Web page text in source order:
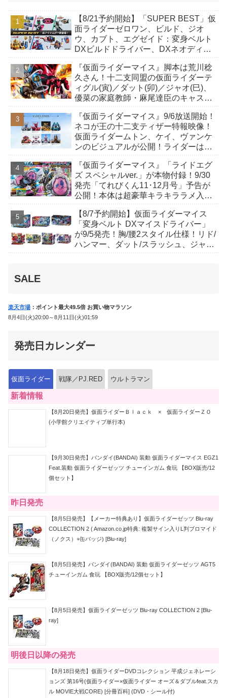
【8/21予約開始】「SUPER BEST」仮
面ライダーゼロワン、ビルド、ジオ
ウ、カブト、エグゼイド：変身ベルト
DXビルドドライバー、DXネオディケ
か12点！
『仮面ライダーマイス』脚本は荒川稔
久さん！十二支同盟の仮面ライダーテ
ィグル(寅)／ダット(卯)／ジャオ(巳)、
優菜の家庭教師・麻尾達臣のキャスト
んも変身！
『仮面ライダーマイス』9/6放送開始！
ネコが王の十二支ティザー特報映像！
仮面ライダームトン、ケイ、ヴァンケ
ンのビジュアルが公開！ライダーは子
『仮面ライダーマイス』「ライドエグ
ズ スペシャルver.」が本物付録！9/30
発売「てれびくん11･12月号」予告が
公開！本体は超豪華キラキララメ入
音声が！
【8/7予約開始】仮面ライダーマイス
「変身ベルト DXマイスドライバー」
が9/5発売！胸/腰2スタイル仕様！リド/
ハンマー、ダット/スラッシュ、ジャ
SALE
楽天市場 ：ポイント最大49.5倍 お買い物マラソン
8月4日(火)20:00～8月11日(火)01:59
発売日カレンダー
仮面ライダー 戦隊／PJ.RED ウルトラマン
新着情報
【8月20日発売】仮面ライダーＢｌａｃｋ × 仮面ライダーＺＯ
(小学館クリエイティブ単行本)
【9月30日発売】バンダイ(BANDAI) 装動 仮面ライダーマイス EGZ1
Feat.装動 仮面ライダーゼッツ チューインガム 食玩 【BOX販売/12
個セット】
昨日発売
【8月5日発売】【メーカー特典あり】仮面ライダーゼッツ Blu-ray
COLLECTION 2 ( Amazon.co.jp特典: 複製サイン入りL判ブロマイド
（ノクス）+缶バッジ) [Blu-ray]
【8月5日発売】バンダイ(BANDAI) 装動 仮面ライダーゼッツ AGT5
チューインガム 食玩 【BOX販売/12個セット】
【8月5日発売】仮面ライダーゼッツ Blu-ray COLLECTION 2 [Blu-
ray]
明後日以降の発売
【8月18日発売】仮面ライダーDVDコレクション 平成ジェネレーシ
ョンズ 第16号(仮面ライダー×仮面ライダー オーズ＆ダブルfeat.スカ
ル MOVIE大戦CORE) [分冊百科] (DVD・シール付)